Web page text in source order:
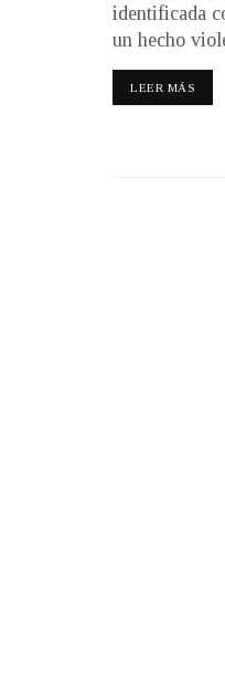
identificada
un hecho
LEER MÁS